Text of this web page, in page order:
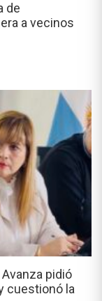
de
a vecinos
pidió
cuestionó la